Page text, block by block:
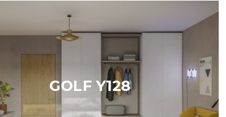
GOLF Y128